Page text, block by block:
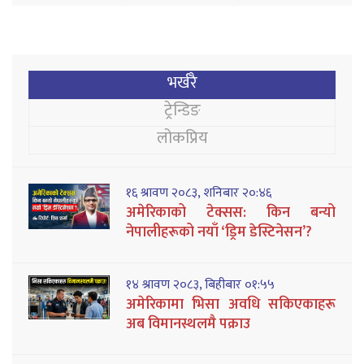
भर्खरै
ट्रेन्डिङ
लोकप्रिय
१६ श्रावण २०८३, शनिबार २०:४६
अमेरिकाको टेक्सस: किन बन्यो
नेपालीहरूको नयाँ ‘ड्रिम डेस्टिनेसन’?
१४ श्रावण २०८३, बिहीबार ०१:५५
अमेरिकामा भिसा अवधि सकिएकाहरू
अब विमानस्थलमै पक्राउ